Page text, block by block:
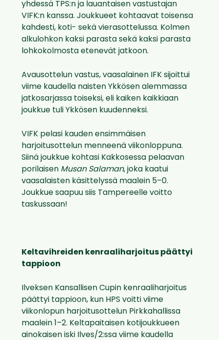
yhdessä TPS:n ja lauantaisen vastustajan
VIFK:n kanssa. Joukkueet kohtaavat toisensa
kahdesti, koti- sekä vierasottelussa. Kolmen
alkulohkon kaksi parasta sekä kaksi parasta
lohkokolmosta etenevät jatkoon.
Avausottelun vastus, vaasalainen IFK sijoittui
viime kaudella naisten Ykkösen alemmassa
jatkosarjassa toiseksi, eli kaiken kaikkiaan
joukkue tuli Ykkösen kuudenneksi.
VIFK pelasi kauden ensimmäisen
harjoitusottelun menneenä viikonloppuna.
Siinä joukkue kohtasi Kakkosessa pelaavan
porilaisen Musan Salaman, joka kaatui
vaasalaisten käsittelyssä maalein 5–0.
Joukkue saapuu siis Tampereelle voitto
taskussaan!
Keltavihreiden kenraaliharjoitus päättyi
tappioon
Ilveksen Kansallisen Cupin kenraaliharjoitus
päättyi tappioon, kun HPS voitti viime
viikonlopun harjoitusottelun Pirkkahallissa
maalein 1–2. Keltapaitaisen kotijoukkueen
ainokaisen iski Ilves/2:ssa viime kaudella